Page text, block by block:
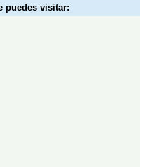
puedes visitar: